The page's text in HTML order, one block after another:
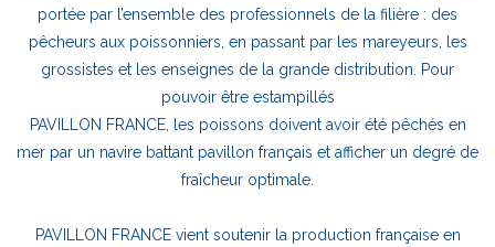
portée par l’ensemble des professionnels de la filière : des
pêcheurs aux poissonniers, en passant par les mareyeurs, les
grossistes et les enseignes de la grande distribution. Pour
pouvoir être estampillés
PAVILLON FRANCE, les poissons doivent avoir été pêchés en
mer par un navire battant pavillon français et afficher un degré de
fraîcheur optimale.
PAVILLON FRANCE vient soutenir la production française en